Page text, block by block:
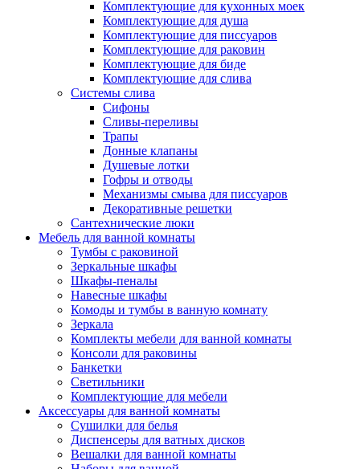
Комплектующие для кухонных моек
Комплектующие для душа
Комплектующие для писсуаров
Комплектующие для раковин
Комплектующие для биде
Комплектующие для слива
Системы слива
Сифоны
Сливы-переливы
Трапы
Донные клапаны
Душевые лотки
Гофры и отводы
Механизмы смыва для писсуаров
Декоративные решетки
Сантехнические люки
Мебель для ванной комнаты
Тумбы с раковиной
Зеркальные шкафы
Шкафы-пеналы
Навесные шкафы
Комоды и тумбы в ванную комнату
Зеркала
Комплекты мебели для ванной комнаты
Консоли для раковины
Банкетки
Светильники
Комплектующие для мебели
Аксессуары для ванной комнаты
Сушилки для белья
Диспенсеры для ватных дисков
Вешалки для ванной комнаты